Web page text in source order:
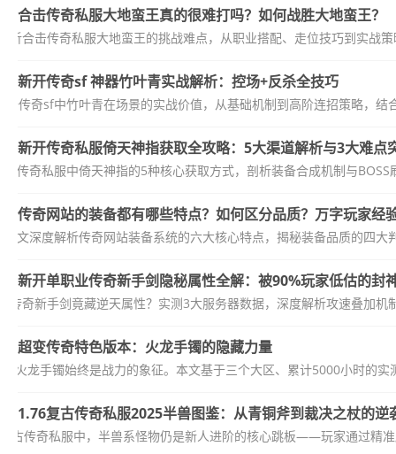
合击传奇私服大地蛮王真的很难打吗？如何战胜大地蛮王？
析合击传奇私服大地蛮王的挑战难点，从职业搭配、走位技巧到实战
新开传奇sf 神器竹叶青实战解析：控场+反杀全技巧
开传奇sf中竹叶青在场景的实战价值，从基础机制到高阶连招策略，
新开传奇私服倚天神指获取全攻略：5大渠道解析与3大难点
传奇私服中倚天神指的5种核心获取方式，剖析装备合成机制与
传奇网站的装备都有哪些特点？如何区分品质？万字玩家经
本文深度解析传奇网站装备系统的六大核心特点，揭秘装备品质的四
新开单职业传奇新手剑隐秘属性全解：被90%玩家低估的封
传奇新手剑竟藏逆天属性？实测3大服务器数据，深度解析攻速叠加
超变传奇特色版本：火龙手镯的隐藏力量
火龙手镯始终是战力的象征。本文基于三个大区、累计5000小时的
1.76复古传奇私服2025半兽图鉴：从青铜斧到裁决之杖的逆
古传奇私服中，半兽系怪物仍是新人进阶的核心跳板——玩家通过精